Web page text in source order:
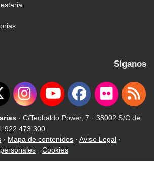
Síganos
· C/Teobaldo Power, 7 · 38002 S/C de
922 473 300
· Mapa de contenidos · Aviso Legal ·
· Cookies